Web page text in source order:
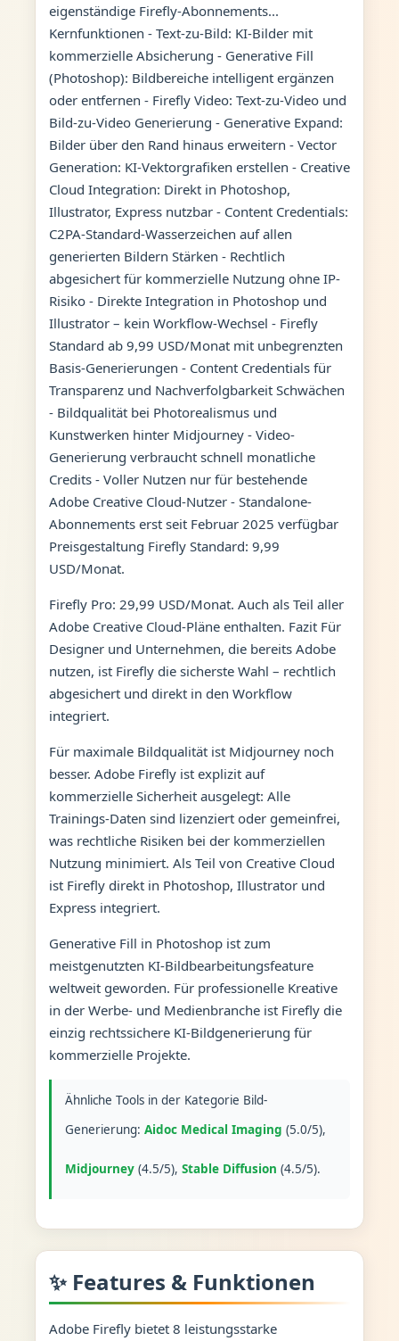
eigenständige Firefly-Abonnements...
Kernfunktionen - Text-zu-Bild: KI-Bilder mit
kommerzielle Absicherung - Generative Fill
(Photoshop): Bildbereiche intelligent ergänzen
oder entfernen - Firefly Video: Text-zu-Video und
Bild-zu-Video Generierung - Generative Expand:
Bilder über den Rand hinaus erweitern - Vector
Generation: KI-Vektorgrafiken erstellen - Creative
Cloud Integration: Direkt in Photoshop,
Illustrator, Express nutzbar - Content Credentials:
C2PA-Standard-Wasserzeichen auf allen
generierten Bildern Stärken - Rechtlich
abgesichert für kommerzielle Nutzung ohne IP-
Risiko - Direkte Integration in Photoshop und
Illustrator – kein Workflow-Wechsel - Firefly
Standard ab 9,99 USD/Monat mit unbegrenzten
Basis-Generierungen - Content Credentials für
Transparenz und Nachverfolgbarkeit Schwächen
- Bildqualität bei Photorealismus und
Kunstwerken hinter Midjourney - Video-
Generierung verbraucht schnell monatliche
Credits - Voller Nutzen nur für bestehende
Adobe Creative Cloud-Nutzer - Standalone-
Abonnements erst seit Februar 2025 verfügbar
Preisgestaltung Firefly Standard: 9,99
USD/Monat.
Firefly Pro: 29,99 USD/Monat. Auch als Teil aller
Adobe Creative Cloud-Pläne enthalten. Fazit Für
Designer und Unternehmen, die bereits Adobe
nutzen, ist Firefly die sicherste Wahl – rechtlich
abgesichert und direkt in den Workflow
integriert.
Für maximale Bildqualität ist Midjourney noch
besser. Adobe Firefly ist explizit auf
kommerzielle Sicherheit ausgelegt: Alle
Trainings-Daten sind lizenziert oder gemeinfrei,
was rechtliche Risiken bei der kommerziellen
Nutzung minimiert. Als Teil von Creative Cloud
ist Firefly direkt in Photoshop, Illustrator und
Express integriert.
Generative Fill in Photoshop ist zum
meistgenutzten KI-Bildbearbeitungsfeature
weltweit geworden. Für professionelle Kreative
in der Werbe- und Medienbranche ist Firefly die
einzig rechtssichere KI-Bildgenerierung für
kommerzielle Projekte.
Ähnliche Tools in der Kategorie Bild-
Generierung: Aidoc Medical Imaging (5.0/5),
Midjourney(4.5/5), Stable Diffusion (4.5/5).
✨ Features & Funktionen
Adobe Firefly bietet 8 leistungsstarke